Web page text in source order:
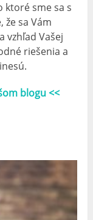
ktoré sme sa s
sa Vám
vzhľad Vašej
riešenia a
blogu <<